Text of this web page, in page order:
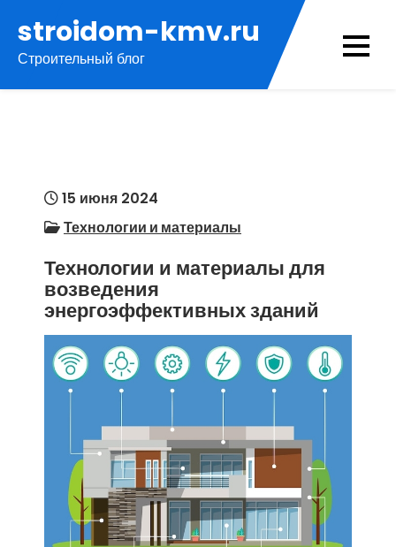
содержимому
stroidom-kmv.ru
Строительный блог
15 июня 2024
Технологии и материалы
Технологии и материалы для
возведения
энергоэффективных зданий